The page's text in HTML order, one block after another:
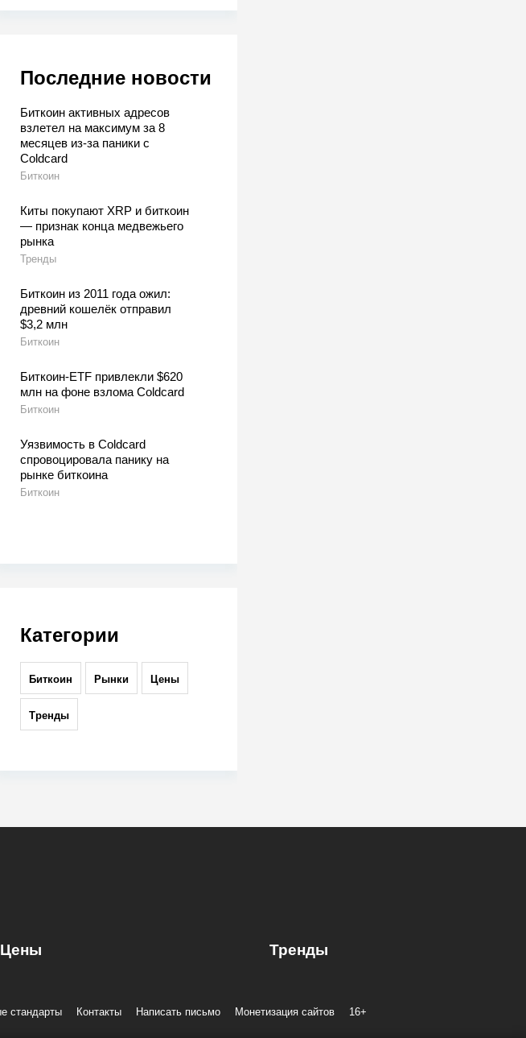
Последние новости
Биткоин активных адресов
взлетел на максимум за 8
месяцев из-за паники с
Coldcard
Биткоин
Киты покупают XRP и биткоин
— признак конца медвежьего
рынка
Тренды
Биткоин из 2011 года ожил:
древний кошелёк отправил
$3,2 млн
Биткоин
Биткоин-ETF привлекли $620
млн на фоне взлома Coldcard
Биткоин
Уязвимость в Coldcard
спровоцировала панику на
рынке биткоина
Биткоин
Категории
Биткоин Рынки Цены
Тренды
Цены Тренды
стандарты Контакты Написать письмо Монетизация сайтов 16+